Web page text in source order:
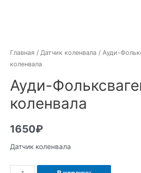
Главная / Датчик коленвала / Ауди-
коленвала
Ауди-
коленвала
1650₽
Датчик коленвала
Количество